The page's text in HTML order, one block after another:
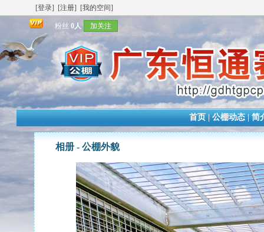
[登录] [注册] [我的空间]
粉丝 0人 加关注
首页|公棚动态|简
相册 - 公棚外貌